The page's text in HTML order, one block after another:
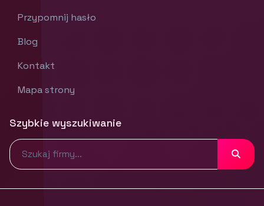
Przypomnij hasło
Blog
Kontakt
Mapa strony
Szybkie wyszukiwanie